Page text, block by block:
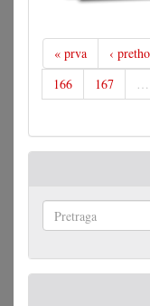
« prva ‹
166
167 …